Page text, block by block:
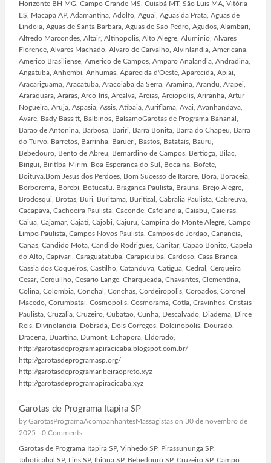
Horizonte BH MG, Campo Grande MS, Cuiabá MT, São Luis MA, Vitória
ES, Macapá AP, Adamantina, Adolfo, Aguai, Aguas da Prata, Aguas de
Lindoia, Aguas de Santa Barbara, Aguas de Sao Pedro, Agudos, Alambari,
Alfredo Marcondes, Altair, Altinopolis, Alto Alegre, Aluminio, Alvares
Florence, Alvares Machado, Alvaro de Carvalho, Alvinlandia, Americana,
Americo Brasiliense, Americo de Campos, Amparo Analandia, Andradina,
Angatuba, Anhembi, Anhumas, Aparecida d'Oeste, Aparecida, Apiai,
Aracariguama, Aracatuba, Aracoiaba da Serra, Aramina, Arandu, Arapei,
Araraquara, Araras, Arco-Iris, Arealva, Areias, Areiopolis, Ariranha, Artur
Nogueira, Aruja, Aspasia, Assis, Atibaia, Auriflama, Avai, Avanhandava,
Avare, Bady Bassitt, Balbinos, BalsamoGarotas de Programa Bananal,
Barao de Antonina, Barbosa, Bariri, Barra Bonita, Barra do Chapeu, Barra
do Turvo. Barretos, Barrinha, Barueri, Bastos, Batatais, Bauru,
Bebedouro, Bento de Abreu, Bernardino de Campos. Bertioga, Bilac,
Birigui, Biritiba-Mirim, Boa Esperanca do Sul, Bocaina, Bofete,
Boituva.Bom Jesus dos Perdoes, Bom Sucesso de Itarare, Bora, Boraceia,
Borborema, Borebi, Botucatu. Braganca Paulista, Brauna, Brejo Alegre,
Brodosqui, Brotas, Buri, Buritama, Buritizal, Cabralia Paulista, Cabreuva,
Cacapava, Cachoeira Paulista, Caconde, Cafelandia, Caiabu, Caieiras,
Caiua, Cajamar, Cajati, Cajobi, Cajuru, Campina do Monte Alegre, Campo
Limpo Paulista, Campos Novos Paulista, Campos do Jordao, Cananeia,
Canas, Candido Mota, Candido Rodrigues, Canitar, Capao Bonito, Capela
do Alto, Capivari, Caraguatatuba, Carapicuiba, Cardoso, Casa Branca,
Cassia dos Coqueiros, Castilho, Catanduva, Catigua, Cedral, Cerqueira
Cesar, Cerquilho, Cesario Lange, Charqueada, Chavantes, Clementina,
Colina, Colombia, Conchal, Conchas, Cordeiropolis, Coroados, Coronel
Macedo, Corumbatai, Cosmopolis, Cosmorama, Cotia, Cravinhos, Cristais
Paulista, Cruzalia, Cruzeiro, Cubatao, Cunha, Descalvado, Diadema, Dirce
Reis, Divinolandia, Dobrada, Dois Corregos, Dolcinopolis, Dourado,
Dracena, Duartina, Dumont, Echapora, Eldorado,
http://garotasdeprogramapiracicaba.blogspot.com.br/
http://garotasdeprogramasp.org/
http://garotasdeprogramaribeiraopreto.xyz
http://garotasdeprogramapiracicaba.xyz
Garotas de Programa Itapira SP
by GarotasProgramaAcompanhantesMassagistason 30 de novembro de
2025 - 0 Comments
Garotas de Programa Itapira SP, Vinhedo SP, Pirassununga SP,
Jaboticabal SP, Lins SP, Ibiúna SP, Bebedouro SP, Cruzeiro SP, Campo